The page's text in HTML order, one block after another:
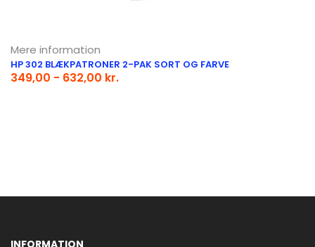
Mere information
HP 302 BLÆKPATRONER 2-PAK SORT OG FARVE
349,00 - 632,00 kr.
INFORMATION